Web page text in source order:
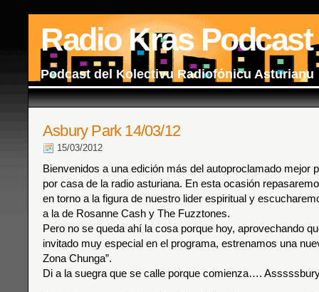
Radio Kras Podcast
Podcast del Kolectivu Radiofónicu Asturianu
Asbury Park 14/03/12
15/03/2012
Bienvenidos a una edición más del autoproclamado mejor
por casa de la radio asturiana. En esta ocasión
en torno a la figura de nuestro lider espiritual y
a la de Rosanne Cash y The Fuzztones.
Pero no se queda ahí la cosa porque hoy, aprovechando
invitado muy especial en el programa, estrenamos una
Zona Chunga”.
Di a la suegra que se calle porque comienza….